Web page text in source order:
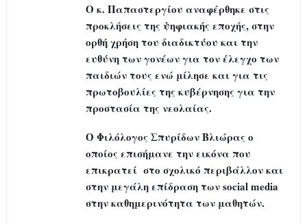
Ο κ. Παπαστεργίου αναφέρθηκε στις
προκλήσεις της ψηφιακής εποχής, στην
ορθή χρήση του διαδικτύου και την
ευθύνη των γονέων για τον έλεγχο των
παιδιών τους ενώ μίλησε και για τις
πρωτοβουλίες της κυβέρνησης για την
προστασία της νεολαίας.
Ο Φιλόλογος Σπυρίδων Βλιώρας ο
οποίος επισήμανε την εικόνα που
επικρατεί στο σχολικό περιβάλλον και
στην μεγάλη επίδραση των social media
στην καθημερινότητα των μαθητών.